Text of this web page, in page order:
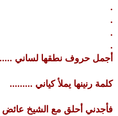
.
.
.
.
أجمل حروف نطقها لساني
كلمة رنينها يملأ كياني .........
فأجدني أحلق مع الشيخ